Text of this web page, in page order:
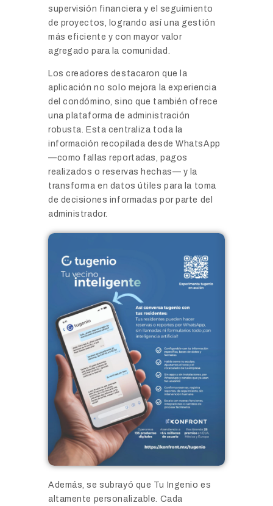
supervisión financiera y el seguimiento
de proyectos, logrando así una gestión
más eficiente y con mayor valor
agregado para la comunidad.
Los creadores destacaron que la
aplicación no solo mejora la experiencia
del condómino, sino que también ofrece
una plataforma de administración
robusta. Esta centraliza toda la
información recopilada desde WhatsApp
—como fallas reportadas, pagos
realizados o reservas hechas— y la
transforma en datos útiles para la toma
de decisiones informadas por parte del
administrador.
Además, se subrayó que Tu Ingenio es
altamente personalizable. Cada